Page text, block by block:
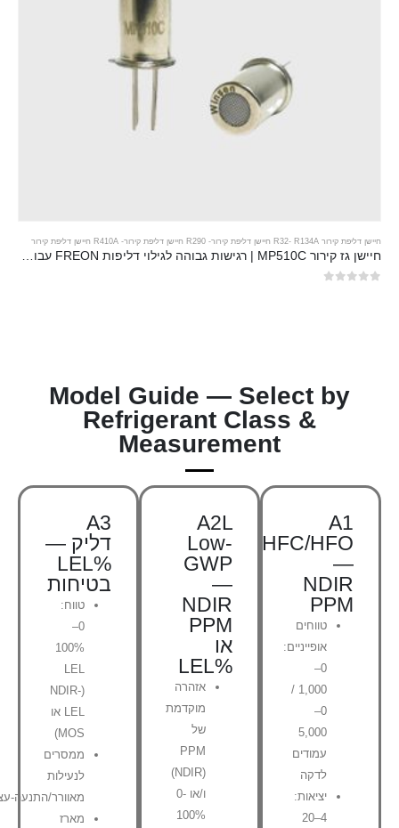
חיישן דליפת קירור R32 - R134A חיישן דליפת קירור - R290 חיישן דליפת קירור - R410A חיישן דליפת קירור
Model Guide — Select by
Refrigerant Class &
Measurement
A1
HFC/HFO
—
NDIR
PPM
טווחים
אופייניים:
0–
1,000 /
0–
5,000
עמודים
לדקה
יציאות:
4–20
A2L
Low-
GWP
—
NDIR
PPM
או
%LEL
אזהרה
מוקדמת
של
PPM
(NDIR)
ו/או 0-
100%
A3
דליק —
%LEL
בטיחות
טווח:
0–
100%
LEL
(NDIR-
LEL או
MOS)
ממסרים
לנעילות
מאוורר/התנעה-
מארז